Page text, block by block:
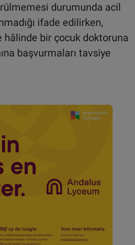
durumunda acil
ifade edilirken,
hâlinde bir çocuk doktoruna
başvurmaları tavsiye